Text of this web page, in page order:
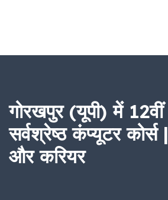
गोरखपुर (यूपी) में
सर्वश्रेष्ठ कंप्यूटर
और करियर